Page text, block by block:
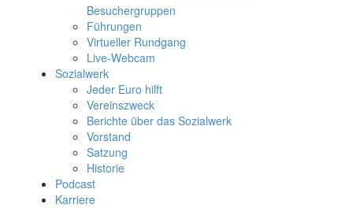
Besuchergruppen
Führungen
Virtueller Rundgang
Live-Webcam
Sozialwerk
Jeder Euro hilft
Vereinszweck
Berichte über das Sozialwerk
Vorstand
Satzung
Historie
Podcast
Karriere